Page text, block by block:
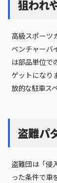
狙われ
高級スポーツ
ベンチャーバ
は部品単位で
ゲットになり
放的な駐車ス
盗難パ
盗難団は「侵
った条件で車